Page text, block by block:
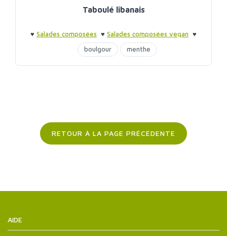
Taboulé libanais
♥ Salades composées ♥ Salades composées vegan ♥
Barbecue entre amis
♥ Barbecue entre amis
boulgour menthe
RETOUR À LA PAGE PRÉCÉDENTE
AIDE